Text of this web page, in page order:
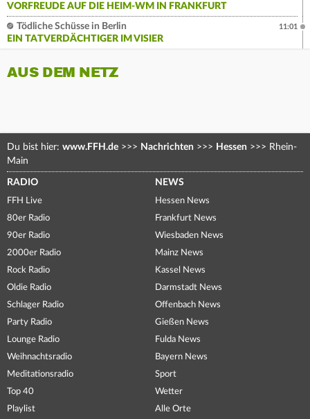
VORFREUDE AUF DIE HEIM-WM IN FRANKFURT
Tödliche Schüsse in Berlin
EIN TATVERDÄCHTIGER IM VISIER
11:01
AUS DEM NETZ
Du bist hier: www.FFH.de >>> Nachrichten >>> Hessen >>> Rhein-
Main
RADIO
FFH Live
80er Radio
90er Radio
2000er Radio
Rock Radio
Oldie Radio
Schlager Radio
Party Radio
Lounge Radio
Weihnachtsradio
Meditationsradio
Top 40
Playlist
NEWS
Hessen News
Frankfurt News
Wiesbaden News
Mainz News
Kassel News
Darmstadt News
Offenbach News
Gießen News
Fulda News
Bayern News
Sport
Wetter
Alle Orte